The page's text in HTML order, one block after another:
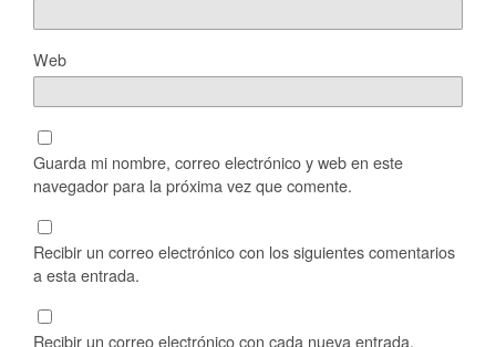
Web
Guarda mi nombre, correo electrónico y web en este
navegador para la próxima vez que comente.
Recibir un correo electrónico con los siguientes comentarios
a esta entrada.
Recibir un correo electrónico con cada nueva entrada.